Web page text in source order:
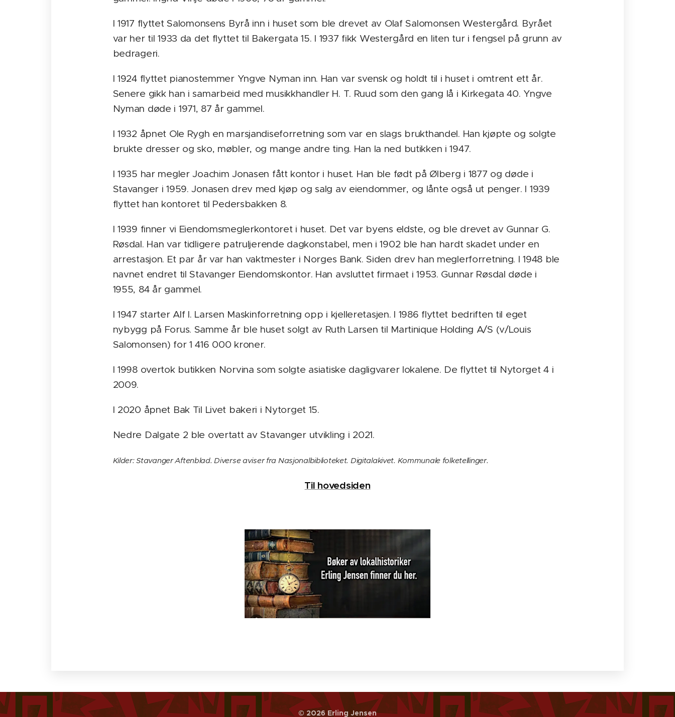
I 1917 flyttet Salomonsens Byrå inn i huset som ble drevet av Olaf Salomonsen Westergård. Byrået
var her til 1933 da det flyttet til Bakergata 15. I 1937 fikk Westergård en liten tur i fengsel på grunn av
bedrageri.
I 1924 flyttet pianostemmer Yngve Nyman inn. Han var svensk og holdt til i huset i omtrent ett år.
Senere gikk han i samarbeid med musikkhandler H. T. Ruud som den gang lå i Kirkegata 40. Yngve
Nyman døde i 1971, 87 år gammel.
I 1932 åpnet Ole Rygh en marsjandiseforretning som var en slags brukthandel. Han kjøpte og solgte
brukte dresser og sko, møbler, og mange andre ting. Han la ned butikken i 1947.
I 1935 har megler Joachim Jonasen fått kontor i huset. Han ble født på Ølberg i 1877 og døde i
Stavanger i 1959. Jonasen drev med kjøp og salg av eiendommer, og lånte også ut penger. I 1939
flyttet han kontoret til Pedersbakken 8.
I 1939 finner vi Eiendomsmeglerkontoret i huset. Det var byens eldste, og ble drevet av Gunnar G.
Røsdal. Han var tidligere patruljerende dagkonstabel, men i 1902 ble han hardt skadet under en
arrestasjon. Et par år var han vaktmester i Norges Bank. Siden drev han meglerforretning. I 1948 ble
navnet endret til Stavanger Eiendomskontor. Han avsluttet firmaet i 1953. Gunnar Røsdal døde i
1955, 84 år gammel.
I 1947 starter Alf I. Larsen Maskinforretning opp i kjelleretasjen. I 1986 flyttet bedriften til eget
nybygg på Forus. Samme år ble huset solgt av Ruth Larsen til Martinique Holding A/S (v/Louis
Salomonsen) for 1 416 000 kroner.
I 1998 overtok butikken Norvina som solgte asiatiske dagligvarer lokalene. De flyttet til Nytorget 4 i
2009.
I 2020 åpnet Bak Til Livet bakeri i Nytorget 15.
Nedre Dalgate 2 ble overtatt av Stavanger utvikling i 2021.
Kilder: Stavanger Aftenblad. Diverse aviser fra Nasjonalbiblioteket. Digitalakivet. Kommunale folketellinger.
Til hovedsiden
© 2026 Erling Jensen